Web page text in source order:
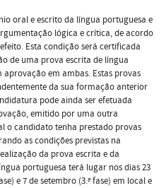
oral e escrito da língua portuguesa e
lógica e crítica, de acordo
Esta condição será certificada
de uma prova escrita de língua
em ambas. Estas provas
da sua formação anterior
pode ainda ser efetuada
emitido por uma outra
o candidato tenha prestado provas
as condições previstas na
da prova escrita e da
portuguesa terá lugar nos dias 23
e 7 de setembro (3.ª fase) em local e